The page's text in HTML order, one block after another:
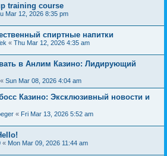
training course
Mar 12, 2026 8:35 pm
спиртные напитки
« Thu Mar 12, 2026 4:35 am
в Анлим Казино: Лидирующий
« Sun Mar 08, 2026 4:04 am
Казино: Эксклюзивный новости и
« Fri Mar 13, 2026 5:52 am
« Mon Mar 09, 2026 11:44 am